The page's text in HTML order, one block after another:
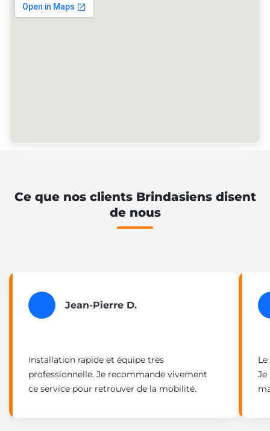
Ce que nos clients Brindasiens disent
de nous
Jean-Pierre D.
Installation rapide et équipe très
professionnelle. Je recommande vivement
ce service pour retrouver de la mobilité.
Je